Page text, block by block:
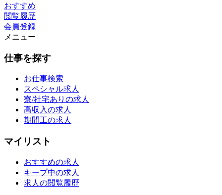
おすすめ
閲覧履歴
会員登録
メニュー
仕事を探す
お仕事検索
スペシャル求人
寮/社宅ありの求人
高収入の求人
期間工の求人
マイリスト
おすすめの求人
キープ中の求人
求人の閲覧履歴